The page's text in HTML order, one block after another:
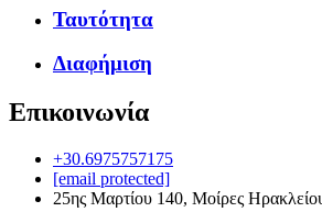
Ταυτότητα
Διαφήμιση
Επικοινωνία
+30.6975757175
[email protected]
25ης Μαρτίου 140, Μοίρες